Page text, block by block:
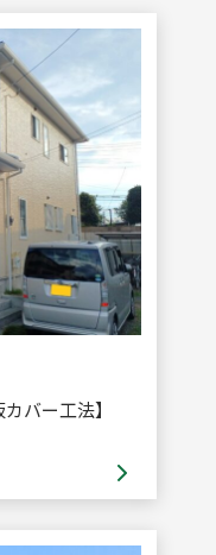
バー工法】